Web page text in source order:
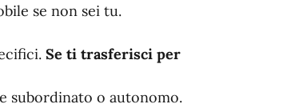
se non sei tu.
Se ti trasferisci per
subordinato o autonomo.